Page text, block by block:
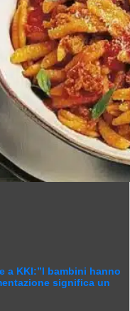
a KKI:”I bambini hanno
significa un